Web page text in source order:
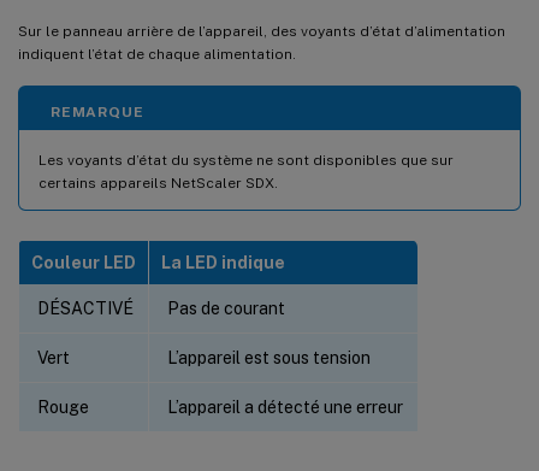
Sur le panneau arrière de l’appareil, des voyants d’état d’alimentation
indiquent l’état de chaque alimentation.
REMARQUE
Les voyants d’état du système ne sont disponibles que sur
certains appareils NetScaler SDX.
Couleur LED La LED indique
DÉSACTIVÉ Pas de courant
Vert L’appareil est sous tension
Rouge L’appareil a détecté une erreur